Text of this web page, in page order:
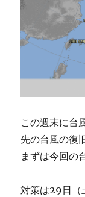
この週末に台
先の台風の復
まずは今回の
対策は29日（